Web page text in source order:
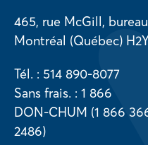
465, rue McGill,
Montréal (Québec)
Tél. : 514 890-8077
Sans frais. : 1 866
DON-CHUM (1 866
2486)